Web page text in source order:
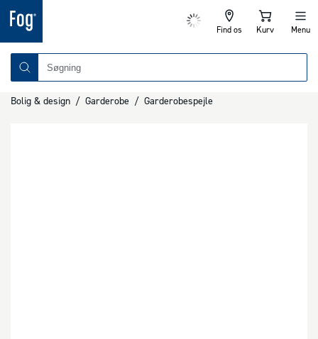
Find os Kurv Menu
Bolig & design / Garderobe / Garderobespejle